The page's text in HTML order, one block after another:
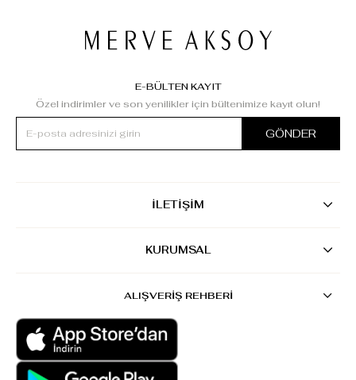
E-BÜLTEN KAYIT
Özel indirimler ve son yenilikler için bültenimize kayıt olun!
GÖNDER
İLETİŞİM
KURUMSAL
ALIŞVERİŞ REHBERİ